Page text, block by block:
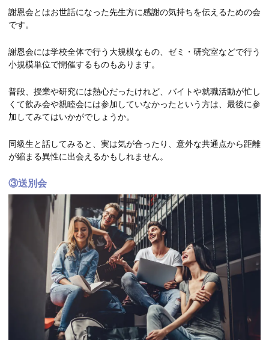
謝恩会とはお世話になった先生方に感謝の気持ちを伝えるための会
です。
謝恩会には学校全体で行う大規模なもの、ゼミ・研究室などで行う
小規模単位で開催するものもあります。
普段、授業や研究には熱心だったけれど、バイトや就職活動が忙し
くて飲み会や親睦会には参加していなかったという方は、最後に参
加してみてはいかがでしょうか。
同級生と話してみると、実は気が合ったり、意外な共通点から距離
が縮まる異性に出会えるかもしれません。
③送別会